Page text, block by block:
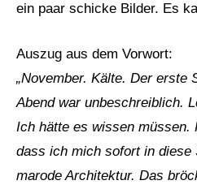
ein paar schicke Bilder. Es
Auszug aus dem Vorwort:
„November. Kälte. Der erste
Abend war unbeschreiblich.
Ich hätte es wissen müssen.
dass ich mich sofort in diese
marode Architektur. Das